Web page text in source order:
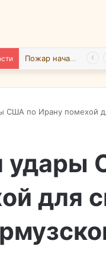
При атаке БПЛА на Подмосковье пострадали 26 человек
США по Ирану помехой
удары
для